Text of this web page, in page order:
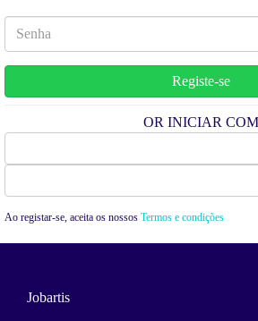
OR INICIAR COM
Ao registar-se, aceita os nossos Termos e condições
Jobartis